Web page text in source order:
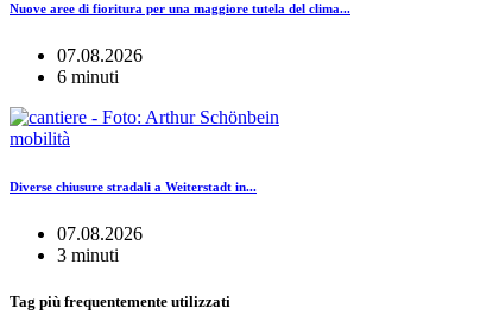
Nuove aree di fioritura per una maggiore tutela del clima...
07.08.2026
6 minuti
mobilità
Diverse chiusure stradali a Weiterstadt in...
07.08.2026
3 minuti
Tag più frequentemente utilizzati